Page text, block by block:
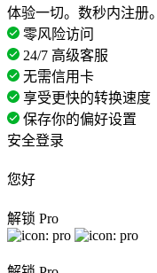
体验一切。数秒内注册。
零风险访问
24/7 高级客服
无需信用卡
享受更快的转换速度
保存你的偏好设置
安全登录
您好
解锁 Pro